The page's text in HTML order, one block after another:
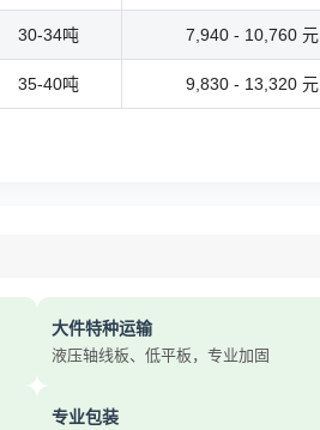
30-34吨 7,940 - 10,760 元
35-40吨 9,830 - 13,320 元
大件特种运输
液压轴线板、低平板，专业加固
专业包装